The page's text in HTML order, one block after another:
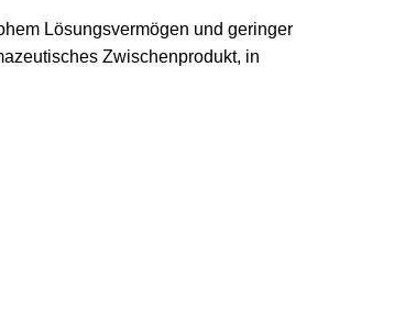
Lösungsvermögen und geringer
Zwischenprodukt, in